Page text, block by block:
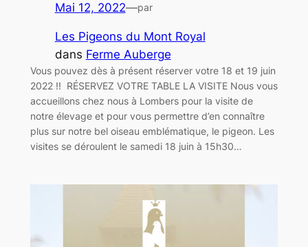
Mai 12, 2022—par
Les Pigeons du Mont Royal
dans Ferme Auberge
Vous pouvez dès à présent réserver votre 18 et 19 juin
2022 !! RÉSERVEZ VOTRE TABLE LA VISITE Nous vous
accueillons chez nous à Lombers pour la visite de
notre élevage et pour vous permettre d’en connaître
plus sur notre bel oiseau emblématique, le pigeon. Les
visites se déroulent le samedi 18 juin à 15h30…